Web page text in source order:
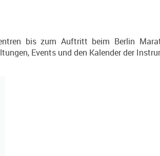
bis zum Auftritt beim Berlin
Events und den Kalender der